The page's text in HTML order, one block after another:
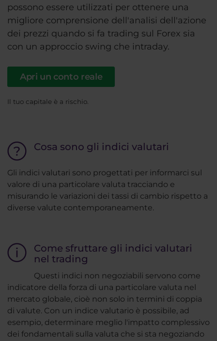
possono essere utilizzati per ottenere una
migliore comprensione dell'analisi dell'azione
dei prezzi quando si fa trading sul Forex sia
con un approccio swing che intraday.
Apri un conto reale
Il tuo capitale è a rischio.
Cosa sono gli indici valutari
Gli indici valutari sono progettati per informarci sul
valore di una particolare valuta tracciando e
misurando le variazioni dei tassi di cambio rispetto a
diverse valute contemporaneamente.
Come sfruttare gli indici valutari
nel trading
Questi indici non negoziabili servono come
indicatore della forza di una particolare valuta nel
mercato globale, cioè non solo in termini di coppia
di valute. Con un indice valutario è possibile, ad
esempio, determinare meglio l'impatto complessivo
dei fondamentali sulla valuta che si sta negoziando